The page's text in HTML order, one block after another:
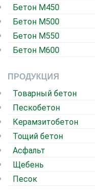
Бетон М450
Бетон М500
Бетон М550
Бетон М600
ПРОДУКЦИЯ
Товарный бетон
Пескобетон
Керамзитобетон
Тощий бетон
Асфальт
Щебень
Песок